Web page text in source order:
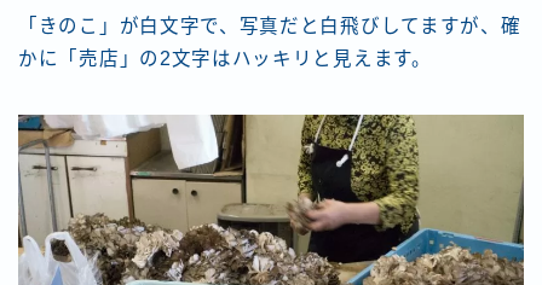
「きのこ」が白文字で、写真だと白飛びしてますが、確
かに「売店」の2文字はハッキリと見えます。